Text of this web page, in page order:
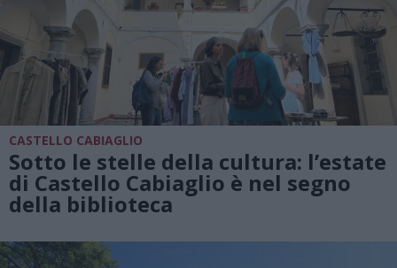
CASTELLO CABIAGLIO
Sotto le stelle della cultura: l’estate
di Castello Cabiaglio è nel segno
della biblioteca